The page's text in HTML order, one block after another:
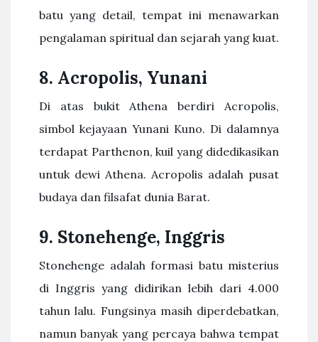
batu yang detail, tempat ini menawarkan
pengalaman spiritual dan sejarah yang kuat.
8. Acropolis, Yunani
Di atas bukit Athena berdiri Acropolis,
simbol kejayaan Yunani Kuno. Di dalamnya
terdapat Parthenon, kuil yang didedikasikan
untuk dewi Athena. Acropolis adalah pusat
budaya dan filsafat dunia Barat.
9. Stonehenge, Inggris
Stonehenge adalah formasi batu misterius
di Inggris yang didirikan lebih dari 4.000
tahun lalu. Fungsinya masih diperdebatkan,
namun banyak yang percaya bahwa tempat